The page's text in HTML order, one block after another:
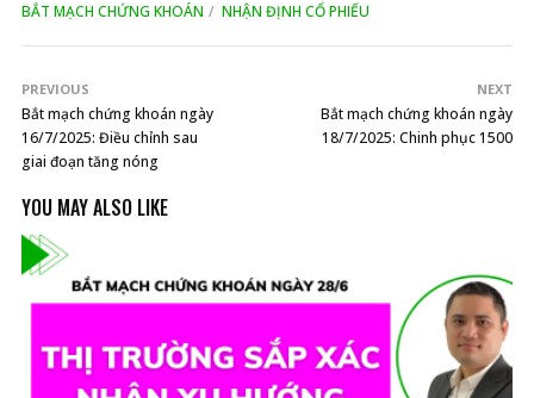
BẮT MẠCH CHỨNG KHOÁN NHẬN ĐỊNH CỔ PHIẾU
PREVIOUS
Bắt mạch chứng khoán ngày
16/7/2025: Điều chỉnh sau
giai đoạn tăng nóng
NEXT
Bắt mạch chứng khoán ngày
18/7/2025: Chinh phục 1500
YOU MAY ALSO LIKE